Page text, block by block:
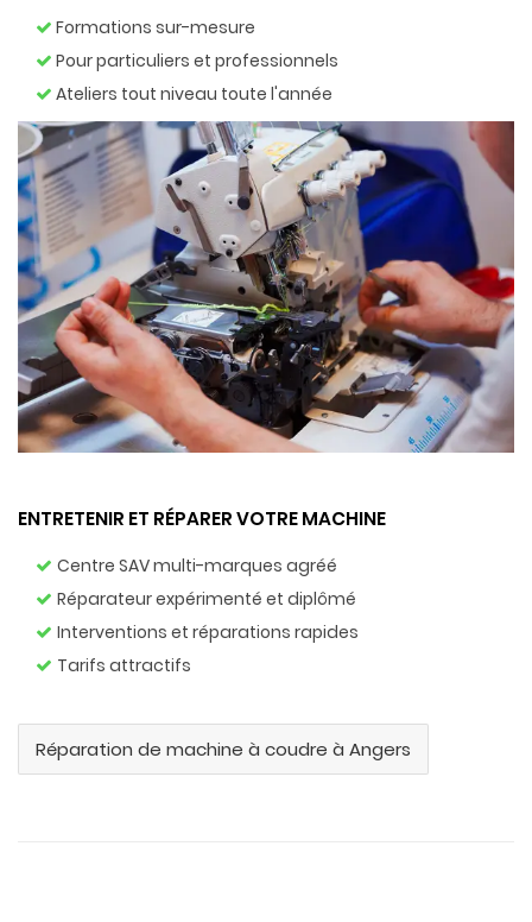
Formations sur-mesure
Pour particuliers et professionnels
Ateliers tout niveau toute l'année
ENTRETENIR ET RÉPARER VOTRE MACHINE
Centre SAV multi-marques agréé
Réparateur expérimenté et diplômé
Interventions et réparations rapides
Tarifs attractifs
Réparation de machine à coudre à Angers